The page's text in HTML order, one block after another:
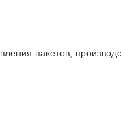
пакетов,